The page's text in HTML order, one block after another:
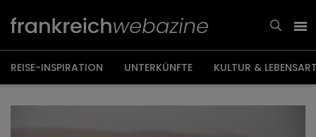
Inhalt
REISE-INSPIRATION UNTERKÜNFTE KULTUR &